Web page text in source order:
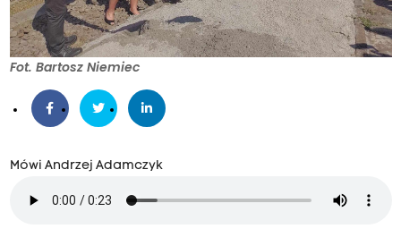
Fot. Bartosz Niemiec
Mówi Andrzej Adamczyk